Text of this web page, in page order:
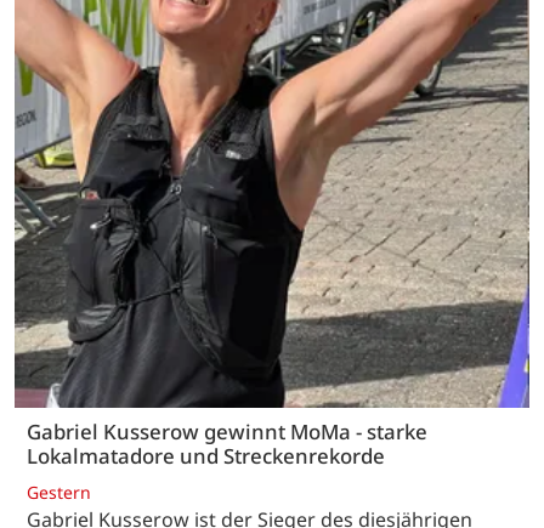
Gabriel Kusserow gewinnt MoMa - starke
Lokalmatadore und Streckenrekorde
Gestern
Gabriel Kusserow ist der Sieger des diesjährigen